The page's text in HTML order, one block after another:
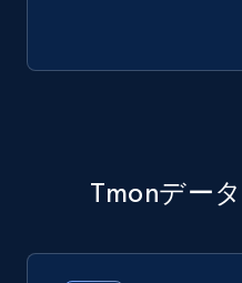
Tmonデー